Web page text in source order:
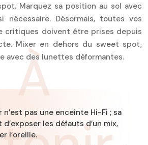
Marquez sa position au sol avec
nécessaire. Désormais, toutes vos
critiques doivent être prises depuis
Mixer en dehors du sweet spot,
avec des lunettes déformantes.
À
n’est pas une enceinte Hi-Fi ; sa
les défauts d’un mix,
l’oreille.